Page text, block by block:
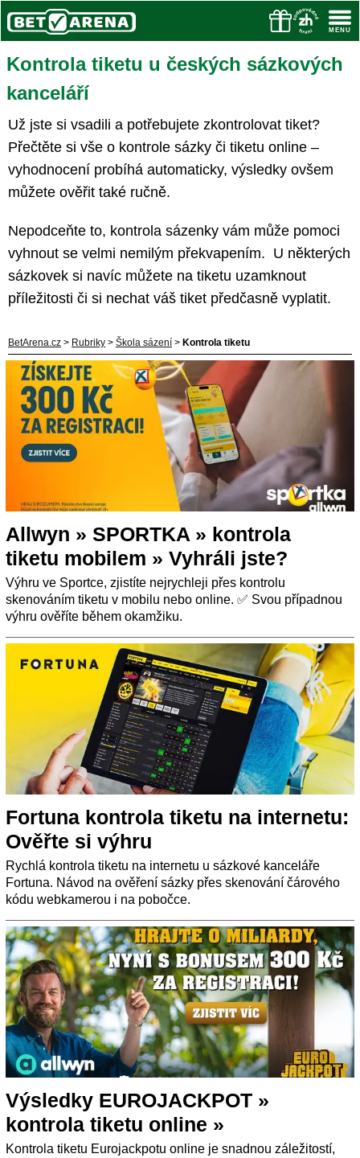
Kontrola tiketu u českých sázkových
kanceláří
Už jste si vsadili a potřebujete zkontrolovat tiket?
Přečtěte si vše o kontrole sázky či tiketu online –
vyhodnocení probíhá automaticky, výsledky ovšem
můžete ověřit také ručně.
Nepodceňte to, kontrola sázenky vám může pomoci
vyhnout se velmi nemilým překvapením. U některých
sázkovek si navíc můžete na tiketu uzamknout
příležitosti či si nechat váš tiket předčasně vyplatit.
BetArena.cz > Rubriky > Škola sázení > Kontrola tiketu
Allwyn » SPORTKA » kontrola
tiketu mobilem » Vyhráli jste?
Výhru ve Sportce, zjistíte nejrychleji přes kontrolu
skenováním tiketu v mobilu nebo online. ✅ Svou případnou
výhru ověříte během okamžiku.
Fortuna kontrola tiketu na internetu:
Ověřte si výhru
Rychlá kontrola tiketu na internetu u sázkové kanceláře
Fortuna. Návod na ověření sázky přes skenování čárového
kódu webkamerou i na pobočce.
Výsledky EUROJACKPOT »
kontrola tiketu online »
Kontrola tiketu Eurojackpotu online je snadnou záležitostí,